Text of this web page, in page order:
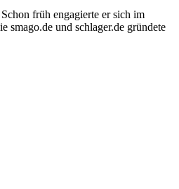
früh engagierte er sich im
und schlager.de gründete